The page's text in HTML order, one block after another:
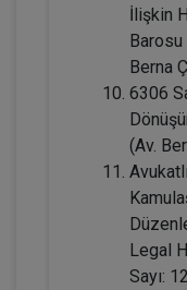
Tüketici
İlişkin
Barosu
Berna
6306
(Av.
Legal
Sayı: